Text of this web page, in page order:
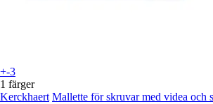
+-3
1 färger
Kerckhaert Mallette för skruvar med videa och